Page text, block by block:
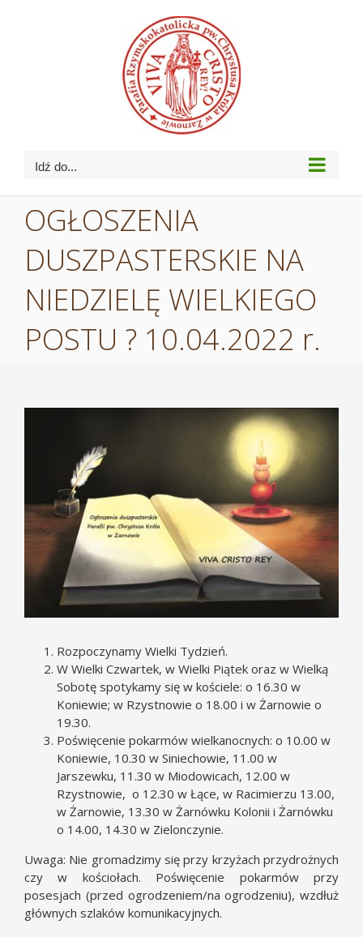
Idź do...
OGŁOSZENIA
DUSZPASTERSKIE NA
NIEDZIELĘ WIELKIEGO
POSTU ? 10.04.2022 r.
Rozpoczynamy Wielki Tydzień.
W Wielki Czwartek, w Wielki Piątek oraz w Wielką
Sobotę spotykamy się w kościele: o 16.30 w
Koniewie; w Rzystnowie o 18.00 i w Żarnowie o
19.30.
Poświęcenie pokarmów wielkanocnych: o 10.00 w
Koniewie, 10.30 w Siniechowie, 11.00 w
Jarszewku, 11.30 w Miodowicach, 12.00 w
Rzystnowie, o 12.30 w Łące, w Racimierzu 13.00,
w Żarnowie, 13.30 w Żarnówku Kolonii i Żarnówku
o 14.00, 14.30 w Zielonczynie.
Uwaga: Nie gromadzimy się przy krzyżach przydrożnych
czy w kościołach. Poświęcenie pokarmów przy
posesjach (przed ogrodzeniem/na ogrodzeniu), wzdłuż
głównych szlaków komunikacyjnych.